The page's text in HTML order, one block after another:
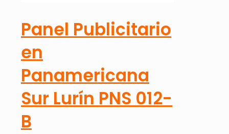
Panel Publicitario
en
Panamericana
Sur Lurín PNS 012-
B